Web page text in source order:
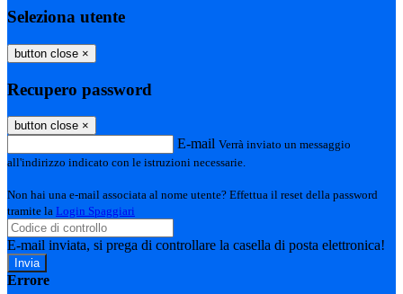
Seleziona utente
button close ×
Recupero password
button close ×
E-mail Verrà inviato un messaggio
all'indirizzo indicato con le istruzioni necessarie.
Non hai una e-mail associata al nome utente? Effettua il reset della password
tramite la Login Spaggiari
E-mail inviata, si prega di controllare la casella di posta elettronica!
Errore